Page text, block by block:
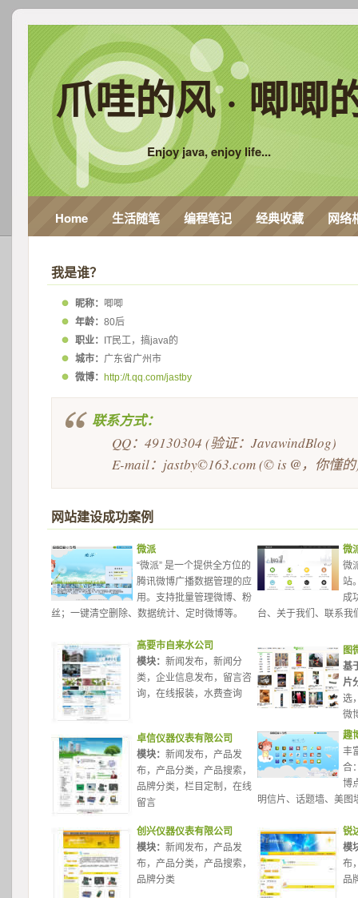
爪哇的风 · 唧唧
Enjoy java, enjoy life...
Home 生活随笔 编程笔记 经典收藏 网络
我是谁？
昵称： 唧唧
年龄： 80后
职业：
IT民工，搞java的
城市： 广东省广州市
微博：
http://t.qq.com/jastby
联系方式：
QQ：49130304 (验证：JavawindBlog)
E-mail：jastby©163.com (© is @，你懂
网站建设成功案例
微派
“微派” 是一个提供全方位的
腾讯微博广播数据管理的应
用。支持批量管理微博、粉
丝；一键清空删除、数据统计、定时微博等。
微
微
站
成
台、关于我们、联系我
高要市自来水公司
模块： 新闻发布，新闻分
类，企业信息发布，留言咨
询，在线报装，水费查询
图
基
片
选
微
卓信仪器仪表有限公司
模块： 新闻发布，产品发
布，产品分类，产品搜索，
品牌分类，栏目定制，在线
留言
趣
丰
合
博
明信片、话题墙、美图
创兴仪器仪表有限公司
模块： 新闻发布，产品发
布，产品分类，产品搜索，
品牌分类
锐
模
布
品